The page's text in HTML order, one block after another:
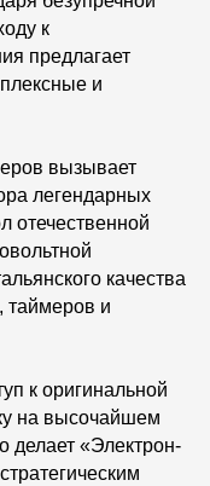
к
предлагает
и
вызывает
легендарных
отечественной
качества
таймеров и
к оригинальной
на высочайшем
делает «Электрон-